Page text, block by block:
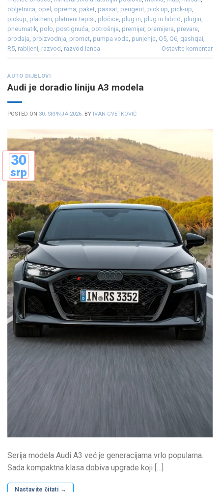
obljetnica, opel , oprema, paket, passat, peugeot, pick up, pick-up,
pickup, platneni, platneni tepisi, pločice, plug in, plug in hibrid, plugin,
pneumatik, polo, postignuća, potrošnja, premijer, premijera, prevare,
prodaja, proizvodnja, promet, pumpa vode, punjenje, Q5, Q6, qashqai,
R5, rabljeni, razvod, razvod lanca Ostavite komentar
AUTO DIJELOVI
Audi je doradio liniju A3 modela
POSTED ON 30. SRPNJA 2026. BY IVAN CVETKOVIĆ
30
srp
Serija modela Audi A3 već je generacijama vrlo popularna.
Sada kompaktna klasa dobiva upgrade koji […]
Nastavite čitati →